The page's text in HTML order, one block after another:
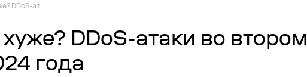
Стало только хуже? DDoS-атаки во втором полугодии 2024 года
DDoS-атаки во втором
года